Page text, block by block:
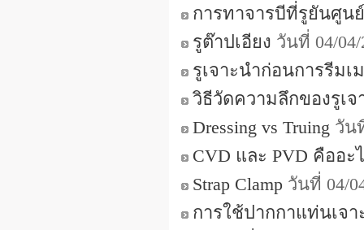
การทาจารบีที่รูยันศูนย์
รูต๊าปเอียง วันที่ 04/
รูเจาะนำก่อนการรีมเ
วิธีวัดความลึกของรูเจ
Dressing vs Truing วัน
CVD และ PVD คืออะ
Strap Clamp วันที่ 04/
การใช้ปากกาแท่นเจ